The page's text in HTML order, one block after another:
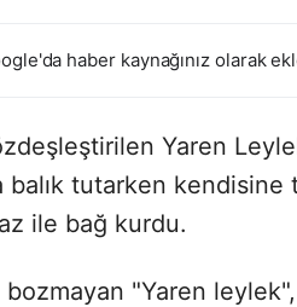
haber kaynağınız olarak
Yaren
balık tutarken
ile bağ kurdu.
bozmayan "Yaren